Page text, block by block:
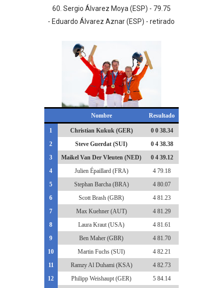
60. Sergio Álvarez Moya (ESP) - 79.75
- Eduardo Álvarez Aznar (ESP) - retirado
Nombre Resultado
1 Christian Kukuk (GER)
0 0 38.34
2
Steve Guerdat (SUI)
0 4 38.38
3
Maikel Van Der Vleuten (NED)
0 4 39.12
4
Julien Épaillard (FRA)
4 79.18
5
Stephan Barcha (BRA)
4 80.07
6
Scott Brash (GBR)
4 81.23
7
Max Kuehner (AUT)
4 81.29
8
Laura Kraut (USA)
4 81.61
9
Ben Maher (GBR)
4 81.70
10
Martin Fuchs (SUI)
4 82.21
11
Ramzy Al Duhami (KSA)
4 82.73
12
Philipp Weishaupt (GER)
5 84.14